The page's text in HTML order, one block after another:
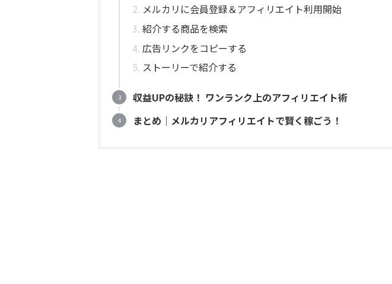
メルカリに会員登録＆アフィリエイト利用開始
紹介する商品を検索
広告リンクをコピーする
ストーリーで紹介する
収益UPの秘訣！ ワンランク上のアフィリエイト術
まとめ｜メルカリアフィリエイトで賢く稼ごう！